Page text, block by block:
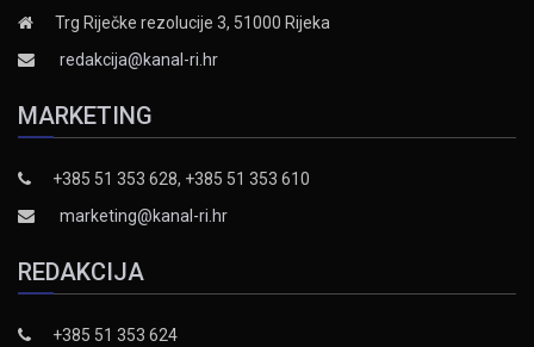
Trg Riječke rezolucije 3, 51000 Rijeka
redakcija@kanal-ri.hr
MARKETING
+385 51 353 628, +385 51 353 610
marketing@kanal-ri.hr
REDAKCIJA
+385 51 353 624